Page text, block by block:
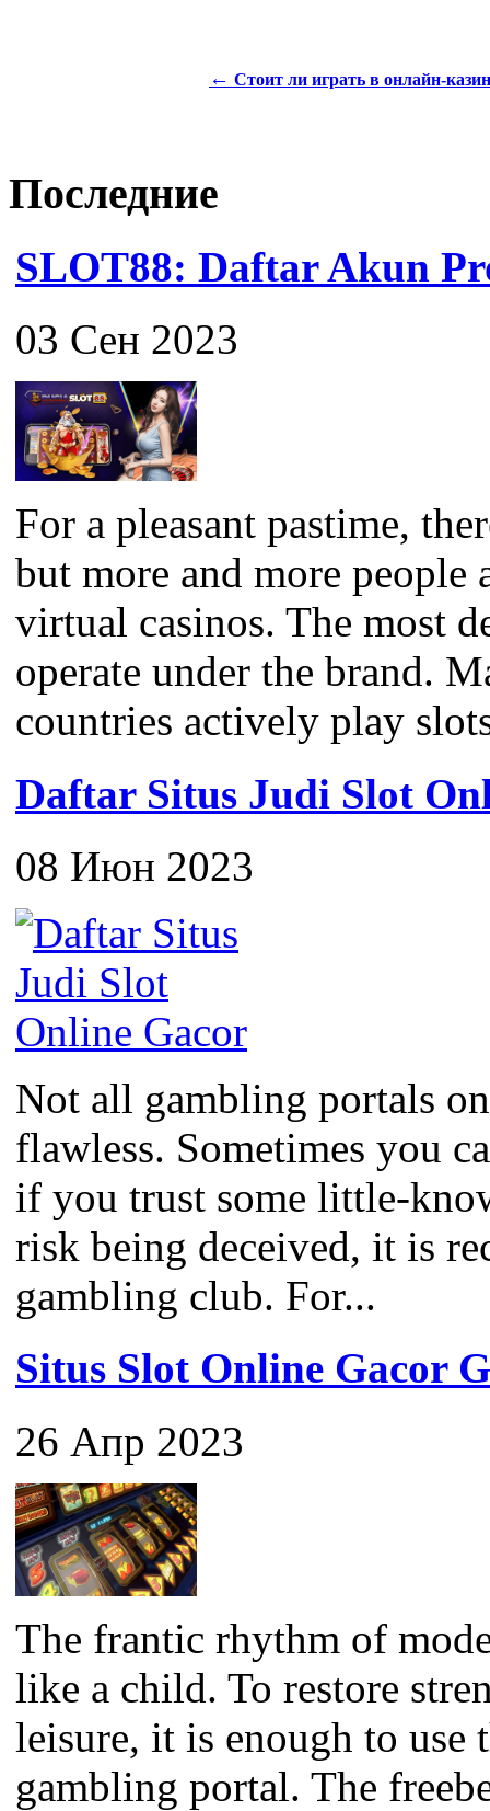
← Стоит ли играть в онлайн-
Последние
SLOT88: Daftar Akun
03 Сен 2023
For a pleasant pastime,
but more and more people
virtual casinos. The most
operate under the brand.
countries actively play
Daftar Situs Judi Slot
08 Июн 2023
Not all gambling portals
flawless. Sometimes you
if you trust some little-
risk being deceived, it is
gambling club. For...
Situs Slot Online Gacor
26 Апр 2023
The frantic rhythm of
like a child. To restore
leisure, it is enough to use
gambling portal. The